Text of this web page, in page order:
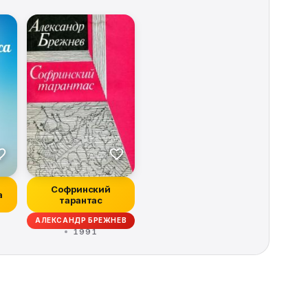
Софринский
тарантас
АЛЕКСАНДР БРЕЖНЕВ
1991